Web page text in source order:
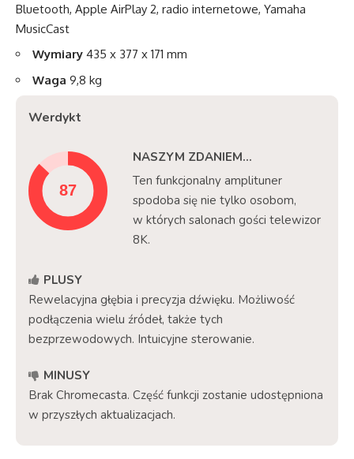
Bluetooth, Apple AirPlay 2, radio internetowe, Yamaha
MusicCast
Wymiary 435 x 377 x 171 mm
Waga 9,8 kg
Werdykt
NASZYM ZDANIEM...
Ten funkcjonalny amplituner
spodoba się nie tylko osobom,
w których salonach gości telewizor
8K.
PLUSY
Rewelacyjna głębia i precyzja dźwięku. Możliwość
podłączenia wielu źródeł, także tych
bezprzewodowych. Intuicyjne sterowanie.
MINUSY
Brak Chromecasta. Część funkcji zostanie udostępniona
w przyszłych aktualizacjach.